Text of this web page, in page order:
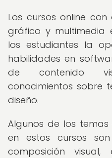
Los cursos online
gráfico y multimedia
los estudiantes la
habilidades en
de contenido
conocimientos sobre
diseño.
Algunos de los
en estos cursos
composición